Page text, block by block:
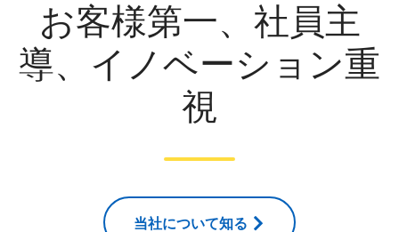
お客様第一、社員主
導、イノベーション重
視
当社について知る